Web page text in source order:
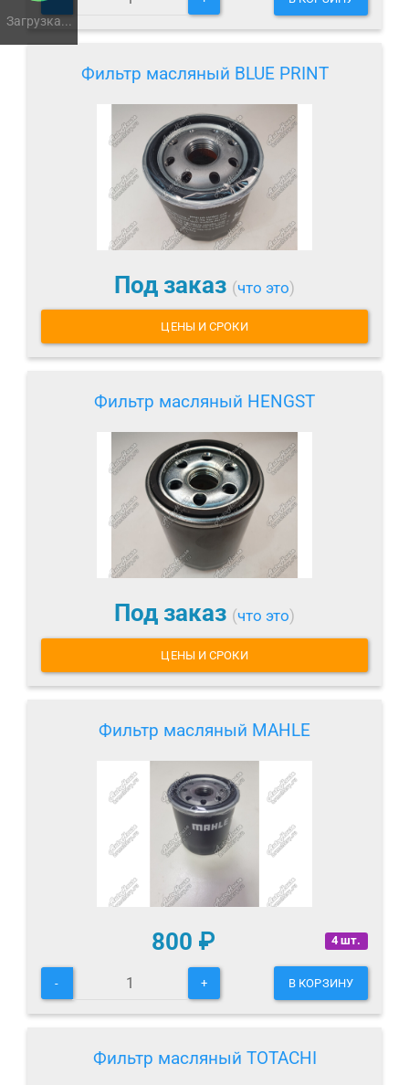
Загрузка...
Фильтр масляный BLUE PRINT
Под заказ (что это)
ЦЕНЫ И СРОКИ
Фильтр масляный HENGST
Под заказ (что это)
ЦЕНЫ И СРОКИ
Фильтр масляный MAHLE
4 шт.
800 ₽
- + В КОРЗИНУ
Фильтр масляный TOTACHI